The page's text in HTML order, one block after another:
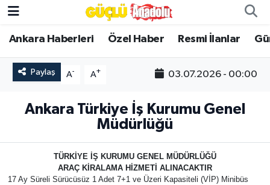
Ankara Haberleri Özel Haber Resmi İlanlar
Paylaş A- A+ 03.07.2026 - 00:00
Ankara Türkiye İş Kurumu Genel
Müdürlüğü
TÜRKİYE İŞ KURUMU GENEL MÜDÜRLÜĞÜ
ARAÇ KİRALAMA HİZMETİ ALINACAKTIR
17 Ay Süreli Sürücüsüz 1 Adet 7+1 ve Üzeri Kapasiteli (VİP) Minibüs
Özel Haber
Ankara Haberleri
Resmi İlanlar
Gündem